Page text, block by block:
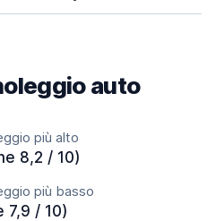
auto
più alto
8,2 / 10)
più basso
7,9 / 10)